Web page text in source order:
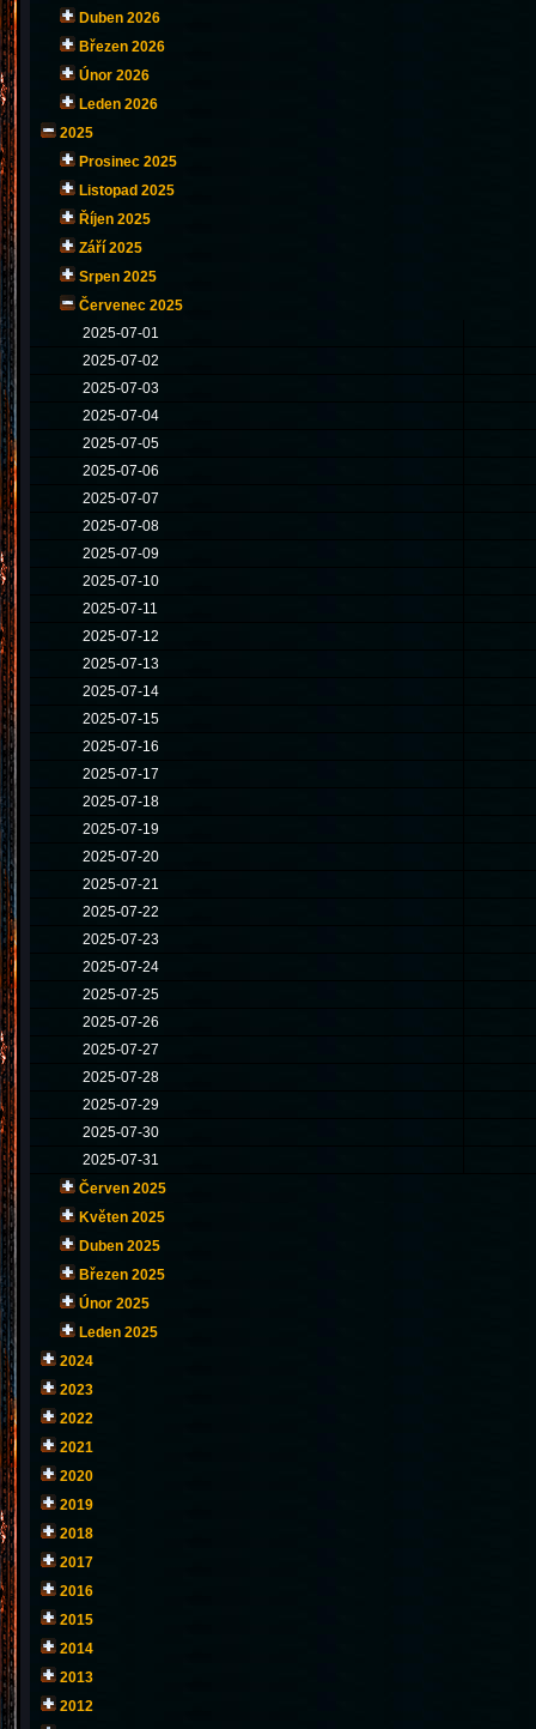
Duben 2026
Březen 2026
Únor 2026
Leden 2026
2025
Prosinec 2025
Listopad 2025
Říjen 2025
Září 2025
Srpen 2025
Červenec 2025
2025-07-01
2025-07-02
2025-07-03
2025-07-04
2025-07-05
2025-07-06
2025-07-07
2025-07-08
2025-07-09
2025-07-10
2025-07-11
2025-07-12
2025-07-13
2025-07-14
2025-07-15
2025-07-16
2025-07-17
2025-07-18
2025-07-19
2025-07-20
2025-07-21
2025-07-22
2025-07-23
2025-07-24
2025-07-25
2025-07-26
2025-07-27
2025-07-28
2025-07-29
2025-07-30
2025-07-31
Červen 2025
Květen 2025
Duben 2025
Březen 2025
Únor 2025
Leden 2025
2024
2023
2022
2021
2020
2019
2018
2017
2016
2015
2014
2013
2012